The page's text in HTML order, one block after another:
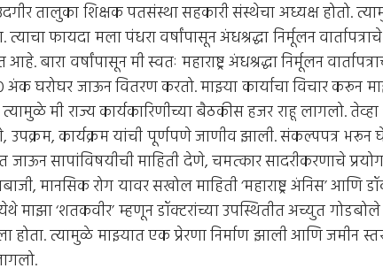
तालुका शिक्षक पतसंस्था सहकारी संस्थेचा अध्यक्ष होतो.
फायदा मला पंधरा वर्षांपासून अंधश्रद्धा निर्मूलन
बारा वर्षांपासून मी स्वतः महाराष्ट्र अंधश्रद्धा निर्मूलन
अंक घरोघर जाऊन वितरण करतो. माझ्या कार्याचा विचार करून
मी राज्य कार्यकारिणीच्या बैठकीस हजर राहू लागलो. तेव्हा
उपक्रम, कार्यक्रम यांची पूर्णपणे जाणीव झाली. संकल्पपत्र भरून
जाऊन सापांविषयीची माहिती देणे, चमत्कार सादरीकरणाचे
मानसिक रोग यावर सखोल माहिती ‘महाराष्ट्र अंनिस’ आणि
माझा ‘शतकवीर’ म्हणून डॉक्टरांच्या उपस्थितीत अच्युत
होता. त्यामुळे माझ्यात एक प्रेरणा निर्माण झाली आणि जमीन